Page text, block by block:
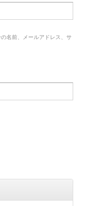
名前、メールアドレス、サ